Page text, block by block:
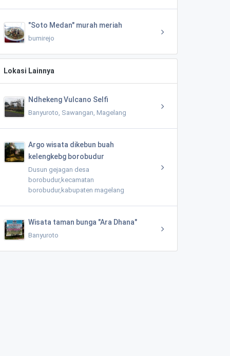
"Soto Medan" murah meriah
bumirejo
Lokasi Lainnya
Ndhekeng Vulcano Selfi
Banyuroto, Sawangan, Magelang
Argo wisata dikebun buah
kelengkebg borobudur
Dusun gejagan desa
borobudur,kecamatan
borobudur,kabupaten magelang
Wisata taman bunga "Ara Dhana"
Banyuroto